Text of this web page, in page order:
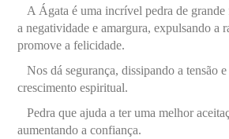
A Ágata é uma incrível pedra de grande
a negatividade e amargura, expulsando a
promove a felicidade.
Nos dá segurança, dissipando a tensão
crescimento espiritual.
Pedra que ajuda a ter uma melhor
aumentando a confiança.